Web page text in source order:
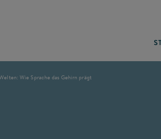
Wie Sprache das Gehirn prägt